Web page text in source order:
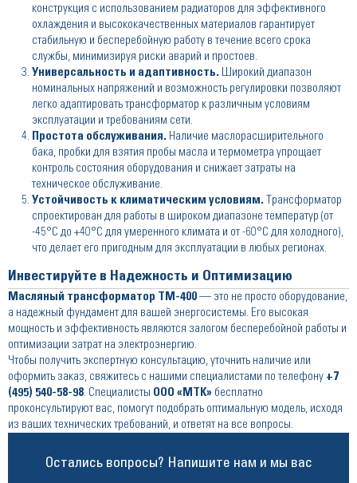
конструкция с использованием радиаторов для эффективного
охлаждения и высококачественных материалов гарантирует
стабильную и бесперебойную работу в течение всего срока
службы, минимизируя риски аварий и простоев.
Универсальность и адаптивность. Широкий диапазон
номинальных напряжений и возможность регулировки позволяют
легко адаптировать трансформатор к различным условиям
эксплуатации и требованиям сети.
Простота обслуживания. Наличие маслорасширительного
бака, пробки для взятия пробы масла и термометра упрощает
контроль состояния оборудования и снижает затраты на
техническое обслуживание.
Устойчивость к климатическим условиям. Трансформатор
спроектирован для работы в широком диапазоне температур (от
-45°C до +40°C для умеренного климата и от -60°C для холодного),
что делает его пригодным для эксплуатации в любых регионах.
Инвестируйте в Надежность и Оптимизацию
Масляный трансформатор ТМ-400 — это не просто оборудование,
а надежный фундамент для вашей энергосистемы. Его высокая
мощность и эффективность являются залогом бесперебойной работы и
оптимизации затрат на электроэнергию.
Чтобы получить экспертную консультацию, уточнить наличие или
оформить заказ, свяжитесь с нашими специалистами по телефону +7
(495) 540-58-98. Специалисты ООО «МТК» бесплатно
проконсультируют вас, помогут подобрать оптимальную модель, исходя
из ваших технических требований, и ответят на все вопросы.
Остались вопросы? Напишите нам и мы вас